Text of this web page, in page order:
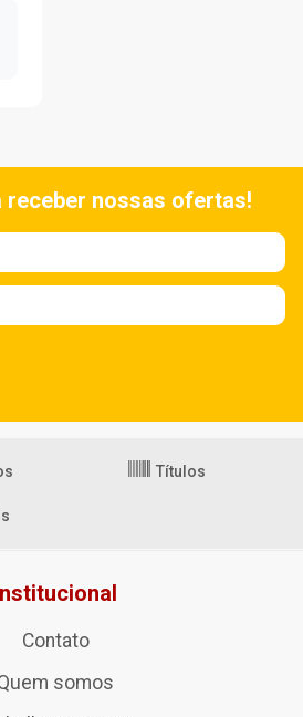
receber nossas ofertas!
Títulos
Contato
somos